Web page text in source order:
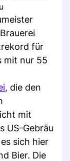
für
mit nur 55
, die den
mit
US-Gebräu
sich hier
Bier. Die